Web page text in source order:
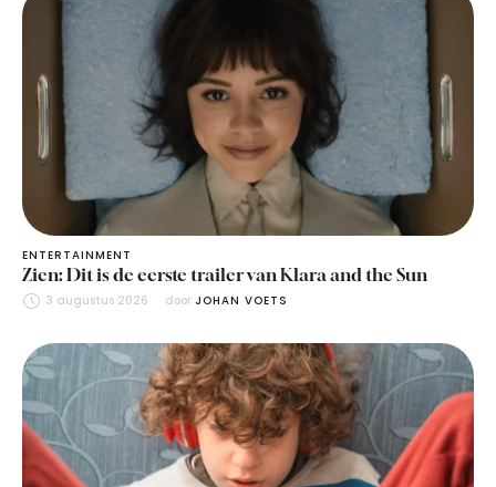
ENTERTAINMENT
Zien: Dit is de eerste trailer van Klara and the Sun
3 augustus 2026 door JOHAN VOETS